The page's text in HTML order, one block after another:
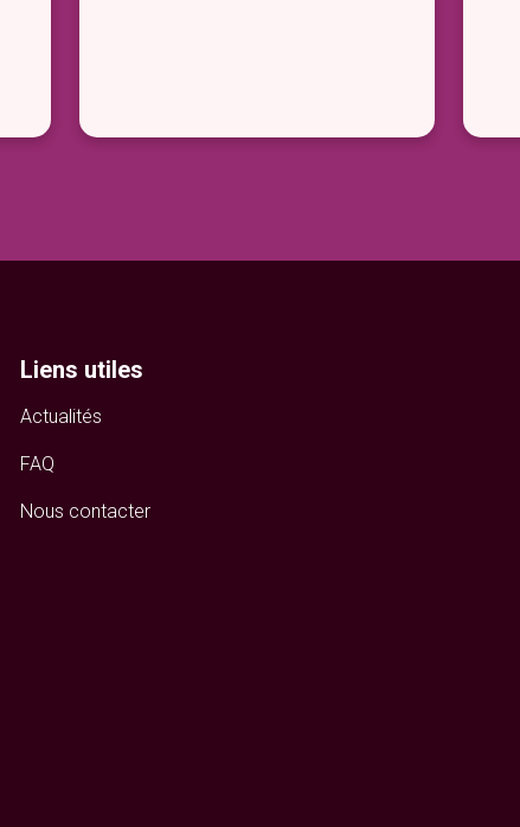
Liens utiles
Actualités
FAQ
Nous contacter